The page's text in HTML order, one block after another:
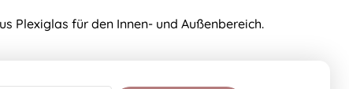
Plexiglas für den Innen- und Außenbereich.